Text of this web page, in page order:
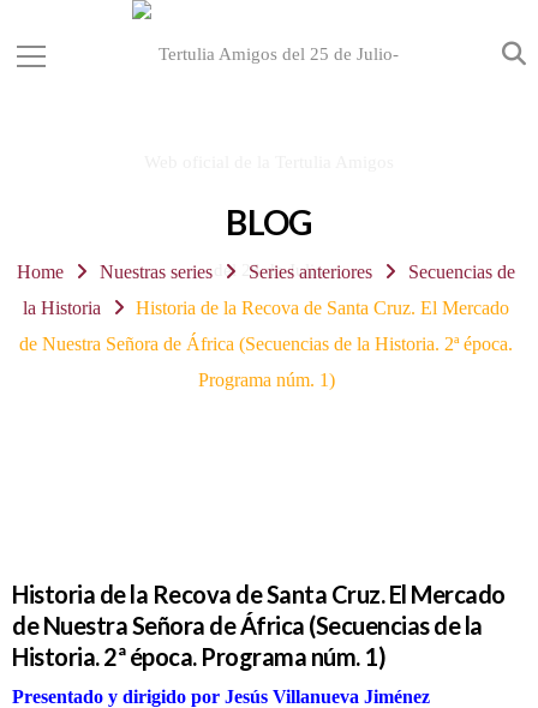
BLOG
Home Nuestras series Series anteriores
Secuencias de
la Historia
Historia de la Recova de Santa Cruz. El Mercado
de Nuestra Señora de África (Secuencias de la Historia. 2ª época.
Programa núm. 1)
Historia de la Recova de Santa Cruz. El Mercado
de Nuestra Señora de África (Secuencias de la
Historia. 2ª época. Programa núm. 1)
Presentado y dirigido por Jesús Villanueva Jiménez